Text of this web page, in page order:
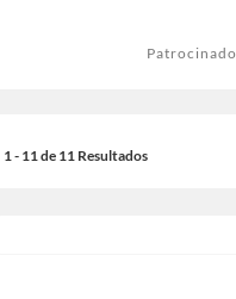
Patrocinado
1 - 11 de 11 Resultados